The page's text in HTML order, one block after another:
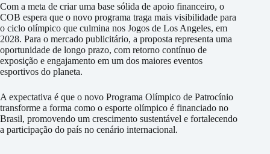
Com a meta de criar uma base sólida de apoio financeiro, o
COB espera que o novo programa traga mais visibilidade para
o ciclo olímpico que culmina nos Jogos de Los Angeles, em
2028. Para o mercado publicitário, a proposta representa uma
oportunidade de longo prazo, com retorno contínuo de
exposição e engajamento em um dos maiores eventos
esportivos do planeta.
A expectativa é que o novo Programa Olímpico de Patrocínio
transforme a forma como o esporte olímpico é financiado no
Brasil, promovendo um crescimento sustentável e fortalecendo
a participação do país no cenário internacional.